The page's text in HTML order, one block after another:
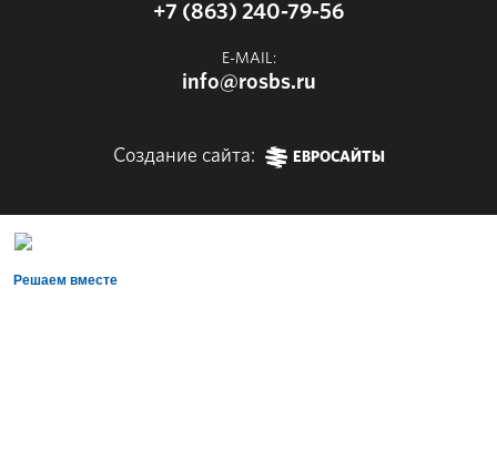
+7 (863) 240-79-56
E-MAIL:
info@rosbs.ru
Создание сайта: ЕВРОСАЙТЫ
Решаем вместе